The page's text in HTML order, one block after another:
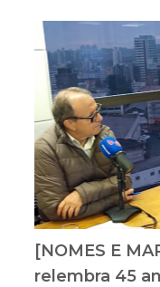
[NOMES E
relembra 45